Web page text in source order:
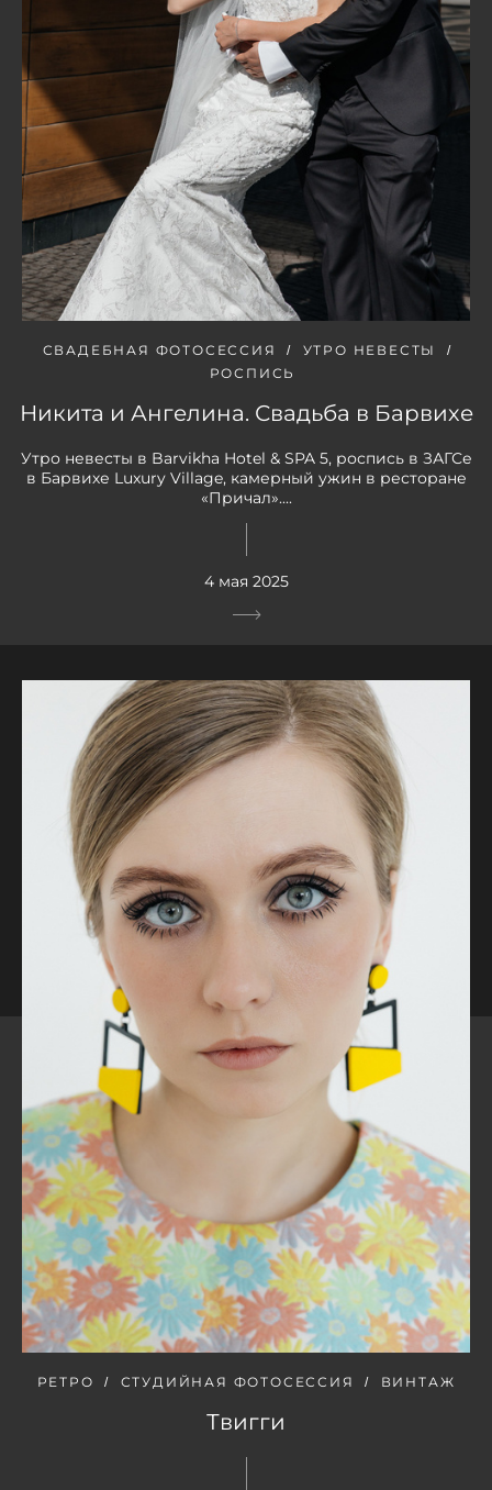
СВАДЕБНАЯ ФОТОСЕССИЯ
УТРО НЕВЕСТЫ
РОСПИСЬ
Никита и Ангелина. Свадьба в Барвихе
Утро невесты в Barvikha Hotel & SPA 5, роспись в ЗАГСе
в Барвихе Luxury Village, камерный ужин в ресторане
«Причал»....
4 мая 2025
РЕТРО СТУДИЙНАЯ ФОТОСЕССИЯ ВИНТАЖ
Твигги